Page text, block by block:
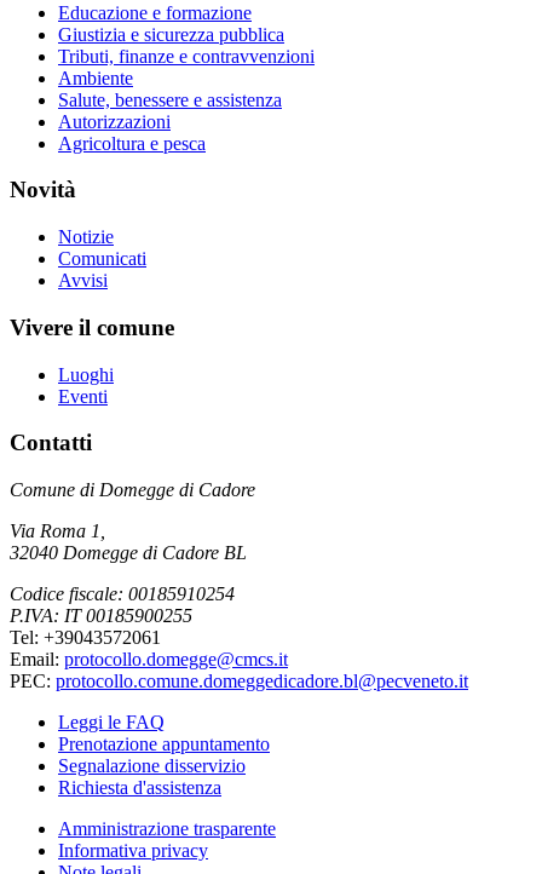
Educazione e formazione
Giustizia e sicurezza pubblica
Tributi, finanze e contravvenzioni
Ambiente
Salute, benessere e assistenza
Autorizzazioni
Agricoltura e pesca
Novità
Notizie
Comunicati
Avvisi
Vivere il comune
Luoghi
Eventi
Contatti
Comune di Domegge di Cadore
Via Roma 1,
32040 Domegge di Cadore BL
Codice fiscale: 00185910254
P.IVA: IT 00185900255
Tel: +39043572061
Email: protocollo.domegge@cmcs.it
PEC: protocollo.comune.domeggedicadore.bl@pecveneto.it
Leggi le FAQ
Prenotazione appuntamento
Segnalazione disservizio
Richiesta d'assistenza
Amministrazione trasparente
Informativa privacy